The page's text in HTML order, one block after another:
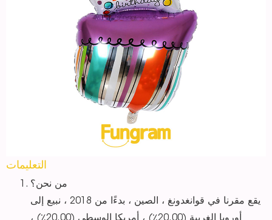
التعليمات
من نحن؟
يقع مقرنا في قوانغدونغ ، الصين ، بدءًا من 2018 ، نبيع إلى